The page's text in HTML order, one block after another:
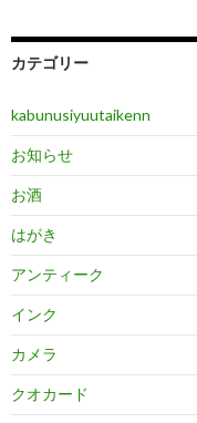
カテゴリー
kabunusiyuutaikenn
お知らせ
お酒
はがき
アンティーク
インク
カメラ
クオカード